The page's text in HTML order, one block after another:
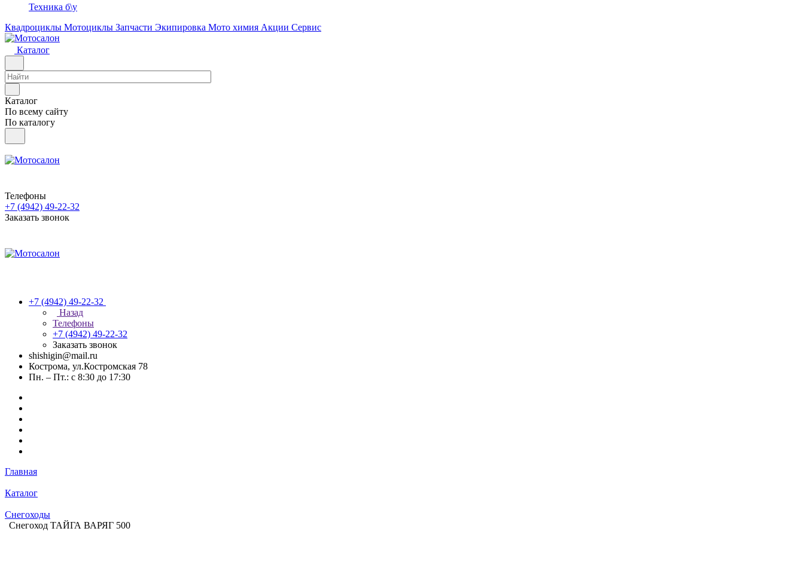
Техника б\у
Квадроциклы Мотоциклы Запчасти Экипировка Мото химия Акции Сервис
Каталог
Каталог
По всему сайту
По каталогу
Телефоны
+7 (4942) 49-22-32
Заказать звонок
+7 (4942) 49-22-32
Назад
Телефоны
+7 (4942) 49-22-32
Заказать звонок
shishigin@mail.ru
Кострома, ул.Костромская 78
Пн. – Пт.: с 8:30 до 17:30
Главная
Каталог
Снегоходы
Снегоход ТАЙГА ВАРЯГ 500